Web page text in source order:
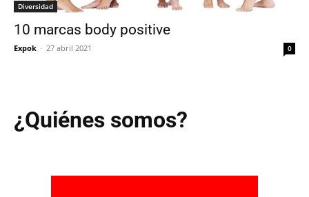
Diversidad
10 marcas body positive
Expok - 27 abril 2021 0
¿Quiénes somos?